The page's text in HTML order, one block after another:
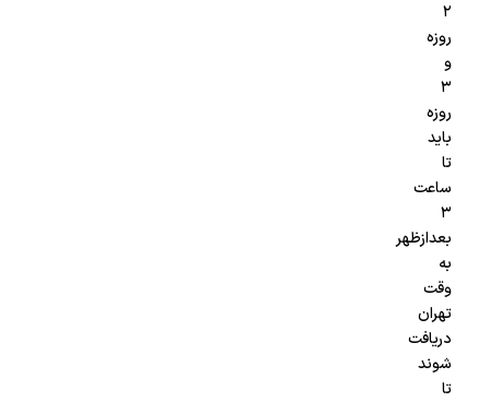
۲
روزه
و
۳
روزه
باید
تا
ساعت
۳
بعدازظهر
به
وقت
تهران
دریافت
شوند
تا